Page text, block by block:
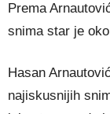
Prema
snima star je
Hasan
najiskusnijih